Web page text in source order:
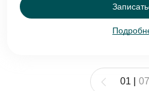
01 07
Еmаil*